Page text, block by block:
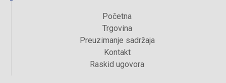
Početna
Trgovina
Preuzimanje sadržaja
Kontakt
Raskid ugovora